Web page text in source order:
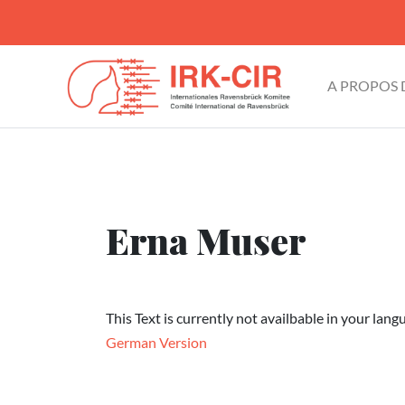
A PROPOS
Erna Muser
This Text is currently not availbable in your
German Version